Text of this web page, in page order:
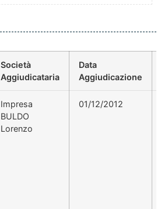
Società
Aggiudicataria
Data
Aggiudicazione
Impresa
BULDO
Lorenzo
01/12/2012